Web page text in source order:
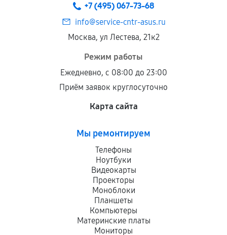
+7 (495) 067-73-68
info@service-cntr-asus.ru
Москва, ул Лестева, 21к2
Режим работы
Ежедневно, с 08:00 до 23:00
Приём заявок круглосуточно
Карта сайта
Мы ремонтируем
Телефоны
Ноутбуки
Видеокарты
Проекторы
Моноблоки
Планшеты
Компьютеры
Материнские платы
Мониторы